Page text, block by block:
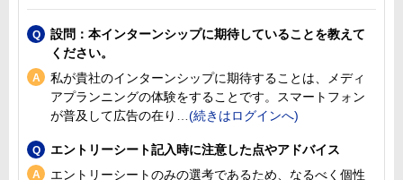
設問：本インターンシップに期待していることを教えて
ください。
私が貴社のインターンシップに期待することは、メディ
アプランニングの体験をすることです。スマートフォン
が普及して広告の在り
エントリーシート記入時に注意した点やアドバイス
エントリーシートのみの選考であるため、なるべく個性